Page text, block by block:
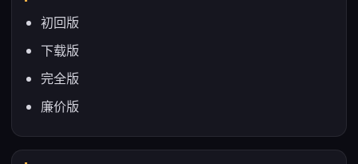
初回版
下载版
完全版
廉价版